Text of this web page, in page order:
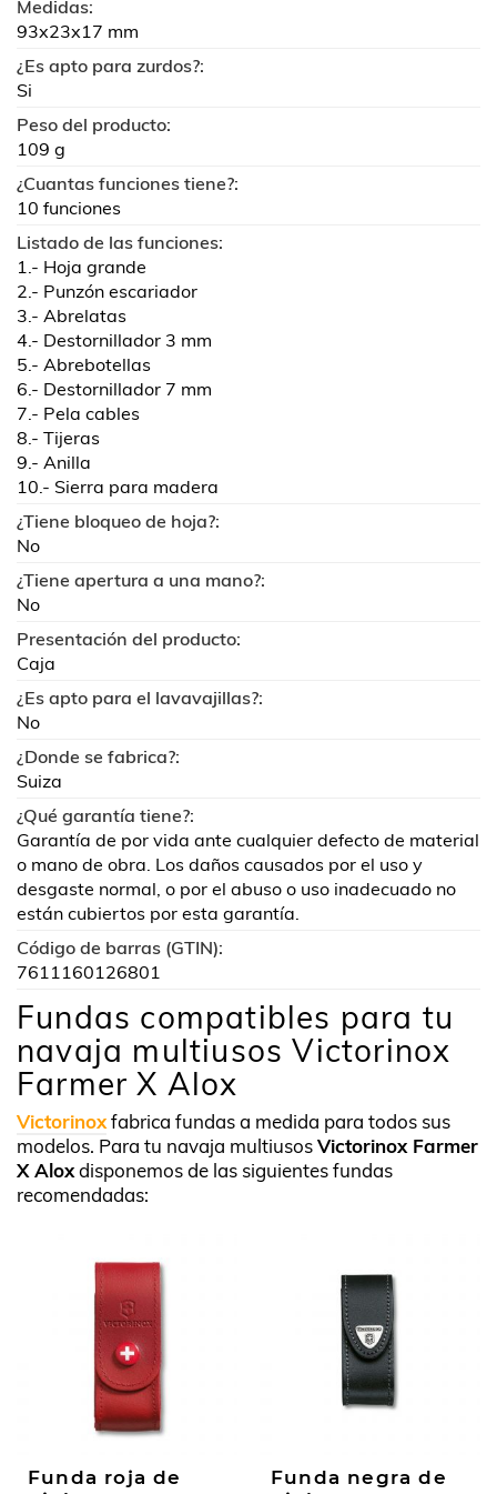
Medidas:
93x23x17 mm
¿Es apto para zurdos?:
Si
Peso del producto:
109 g
¿Cuantas funciones tiene?:
10 funciones
Listado de las funciones:
1.- Hoja grande
2.- Punzón escariador
3.- Abrelatas
4.- Destornillador 3 mm
5.- Abrebotellas
6.- Destornillador 7 mm
7.- Pela cables
8.- Tijeras
9.- Anilla
10.- Sierra para madera
¿Tiene bloqueo de hoja?:
No
¿Tiene apertura a una mano?:
No
Presentación del producto:
Caja
¿Es apto para el lavavajillas?:
No
¿Donde se fabrica?:
Suiza
¿Qué garantía tiene?:
Garantía de por vida ante cualquier defecto de material
o mano de obra. Los daños causados por el uso y
desgaste normal, o por el abuso o uso inadecuado no
están cubiertos por esta garantía.
Código de barras (GTIN):
7611160126801
Fundas compatibles para tu
navaja multiusos Victorinox
Farmer X Alox
Victorinoxfabrica fundas a medida para todos sus
modelos. Para tu navaja multiusosVictorinox Farmer
X Aloxdisponemos de las siguientes fundas
recomendadas:
Funda roja de
Funda negra de